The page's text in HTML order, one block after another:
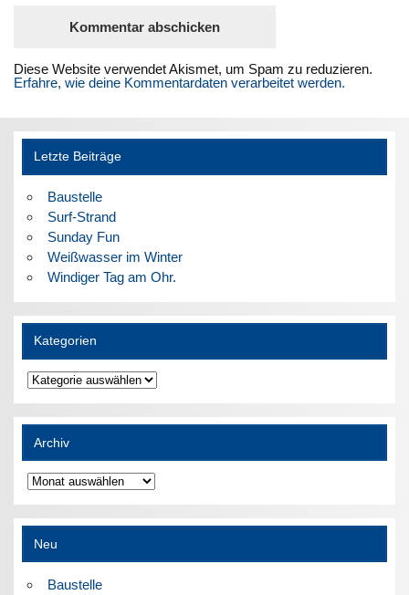
Diese Website verwendet Akismet, um Spam zu reduzieren.
Erfahre, wie deine Kommentardaten verarbeitet werden.
Letzte Beiträge
Baustelle
Surf-Strand
Sunday Fun
Weißwasser im Winter
Windiger Tag am Ohr.
Kategorien
Kategorien
Archiv
Archiv
Neu
Baustelle